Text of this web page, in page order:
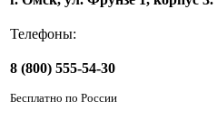
Телефоны:
8 (800) 555-54-30
Бесплатно по России